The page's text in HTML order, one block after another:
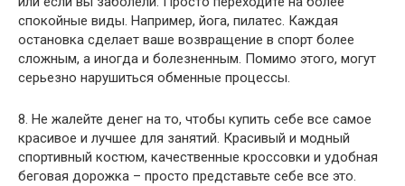
спокойные виды. Например, йога, пилатес. Каждая
остановка сделает ваше возвращение в спорт более
сложным, а иногда и болезненным. Помимо этого, могут
серьезно нарушиться обменные процессы.
8. Не жалейте денег на то, чтобы купить себе все самое
красивое и лучшее для занятий. Красивый и модный
спортивный костюм, качественные кроссовки и удобная
беговая дорожка – просто представьте себе все это.